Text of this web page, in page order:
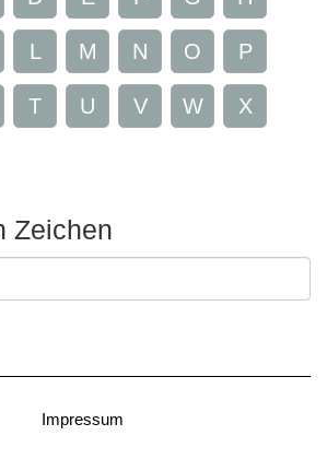
L M N O P
T U V W X
Zeichen
Impressum